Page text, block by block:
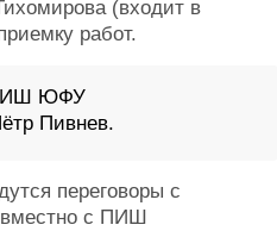
(входит в
работ.
ПИШ ЮФУ
Пивнев.
переговоры с
с ПИШ